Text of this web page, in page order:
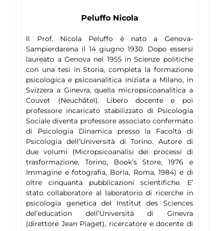
Peluffo Nicola
Il Prof. Nicola Peluffo è nato a Genova-
Sampierdarena il 14 giugno 1930. Dopo essersi
laureato a Genova nel 1955 in Scienze politiche
con una tesi in Storia, completa la formazione
psicologica e psicoanalitica iniziata a Milano, in
Svizzera a Ginevra, quella micropsicoanalitica a
Couvet (Neuchâtel). Libero docente e poi
professore incaricato stabilizzato di Psicologia
Sociale diventa professore associato confermato
di Psicologia Dinamica presso la Facoltà di
Psicologia dell’Università di Torino. Autore di
due volumi (Micropsicoanalisi dei processi di
trasformazione, Torino, Book’s Store, 1976 e
Immagine e fotografia, Borla, Roma, 1984) e di
oltre cinquanta pubblicazioni scientifiche. E’
stato collaboratore al laboratorio di ricerche in
psicologia genetica del Institut des Sciences
del’education dell’Università di Ginevra
(direttore Jean Piaget), ricercatore e docente di